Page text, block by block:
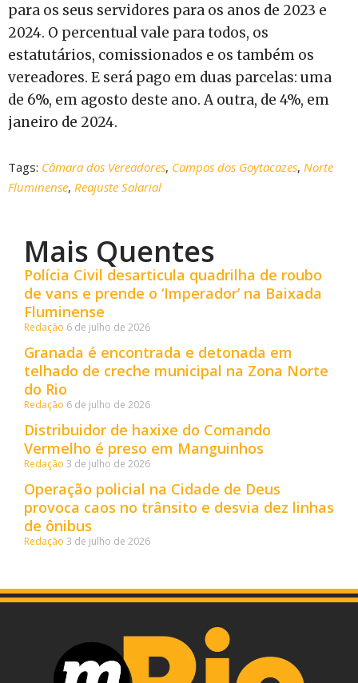
para os seus servidores para os anos de 2023 e
2024. O percentual vale para todos, os
estatutários, comissionados e os também os
vereadores. E será pago em duas parcelas: uma
de 6%, em agosto deste ano. A outra, de 4%, em
janeiro de 2024.
Tags: Câmara dos Vereadores, Campos dos Goytacazes, Norte
Fluminense, Reajuste Salarial
Mais Quentes
Polícia Civil desarticula quadrilha de roubo
de vans e prende o ‘Imperador’ na Baixada
Fluminense
Redação 6 de julho de 2026
Granada é encontrada e detonada em
telhado de creche municipal na Zona Norte
do Rio
Redação 6 de julho de 2026
Distribuidor de haxixe do Comando
Vermelho é preso em Manguinhos
Redação 3 de julho de 2026
Operação policial na Cidade de Deus
provoca caos no trânsito e desvia dez linhas
de ônibus
Redação 3 de julho de 2026